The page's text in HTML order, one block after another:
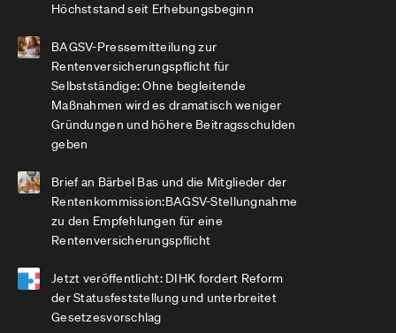
Höchststand seit Erhebungsbeginn
BAGSV-Pressemitteilung zur
Rentenversicherungspflicht für
Selbstständige: Ohne begleitende
Maßnahmen wird es dramatisch weniger
Gründungen und höhere Beitragsschulden
geben
Brief an Bärbel Bas und die Mitglieder der
Rentenkommission:BAGSV-Stellungnahme
zu den Empfehlungen für eine
Rentenversicherungspflicht
Jetzt veröffentlicht: DIHK fordert Reform
der Statusfeststellung und unterbreitet
Gesetzesvorschlag